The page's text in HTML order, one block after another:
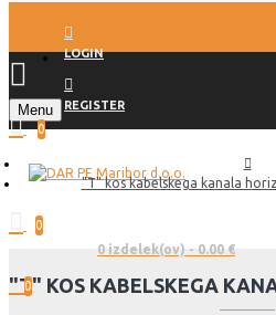
LOGIN
REGISTER
Menu
0
0
0 izdelek(ov) - 0.00 €
0
"T" kos kabelskega kanala